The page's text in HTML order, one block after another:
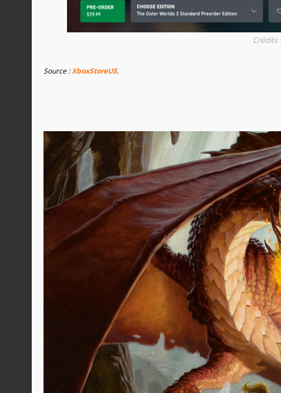
Crédits
Source :XboxStoreUS.